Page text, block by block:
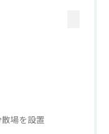
場を設置